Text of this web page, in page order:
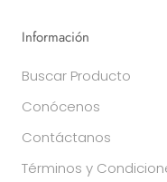
Información
Buscar Producto
Conócenos
Contáctanos
Términos y